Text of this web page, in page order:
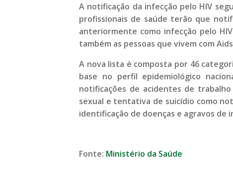
A notificação da infecção pelo HIV
profissionais de saúde terão que
anteriormente como infecção pelo
também as pessoas que vivem com
A nova lista é composta por 46
base no perfil epidemiológico
notificações de acidentes de
sexual e tentativa de suicídio como
identificação de doenças e agravos de
Fonte: Ministério da Saúde